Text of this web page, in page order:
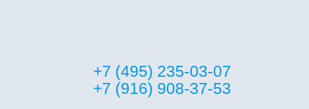
+7 (495) 235-03-07
+7 (916) 908-37-53